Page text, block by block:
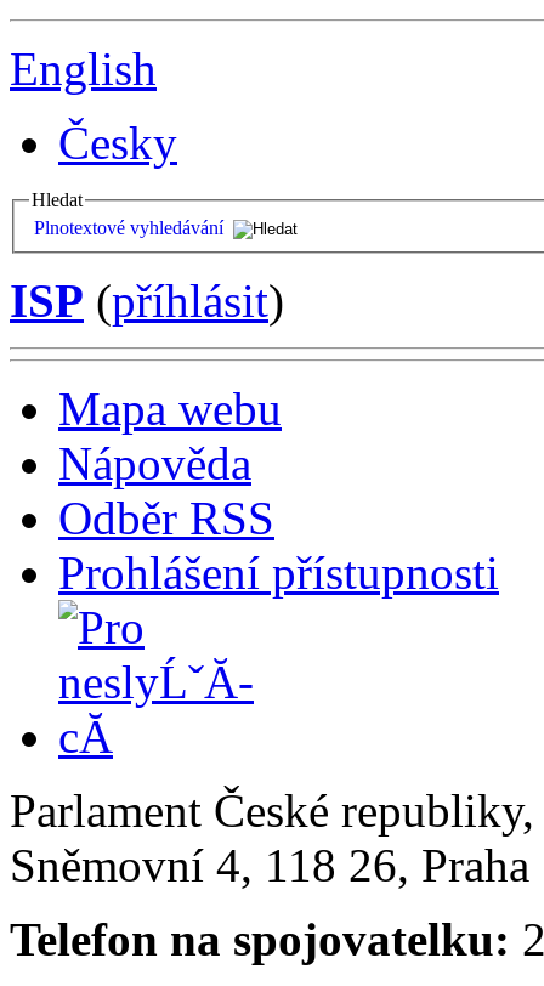
English
Česky
Hledat
Plnotextové vyhledávání
ISP (příhlásit)
Mapa webu
Nápověda
Odběr RSS
Prohlášení přístupnosti
Parlament České
Sněmovní 4, 118 26,
Telefon na spojovatelku: